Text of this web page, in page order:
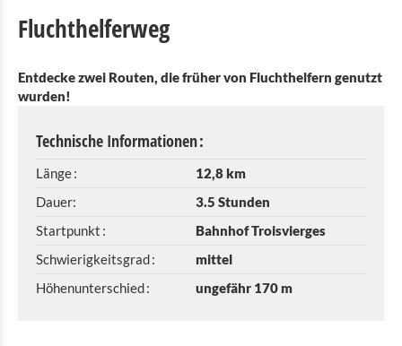
Éislek Pfad Troisvierges
lokaler Wanderweg TV 1
Historyrunde Basbellain
Fluchthelferweg
Naturlehrpfad „Cornelysmillen“
Fluchthelferweg
Entdecke zwei Routen, die früher von Fluchthelfern genutzt
wurden!
Technische Informationen :
Länge :
12,8 km
Dauer:
3.5 Stunden
Startpunkt :
Bahnhof Troisvierges
Schwierigkeitsgrad :
mittel
Höhenunterschied :
ungefähr 170 m